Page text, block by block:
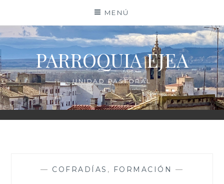
contenido
MENÚ
PARROQUIA EJEA
UNIDAD PASTORAL
— COFRADÍAS , FORMACIÓN —